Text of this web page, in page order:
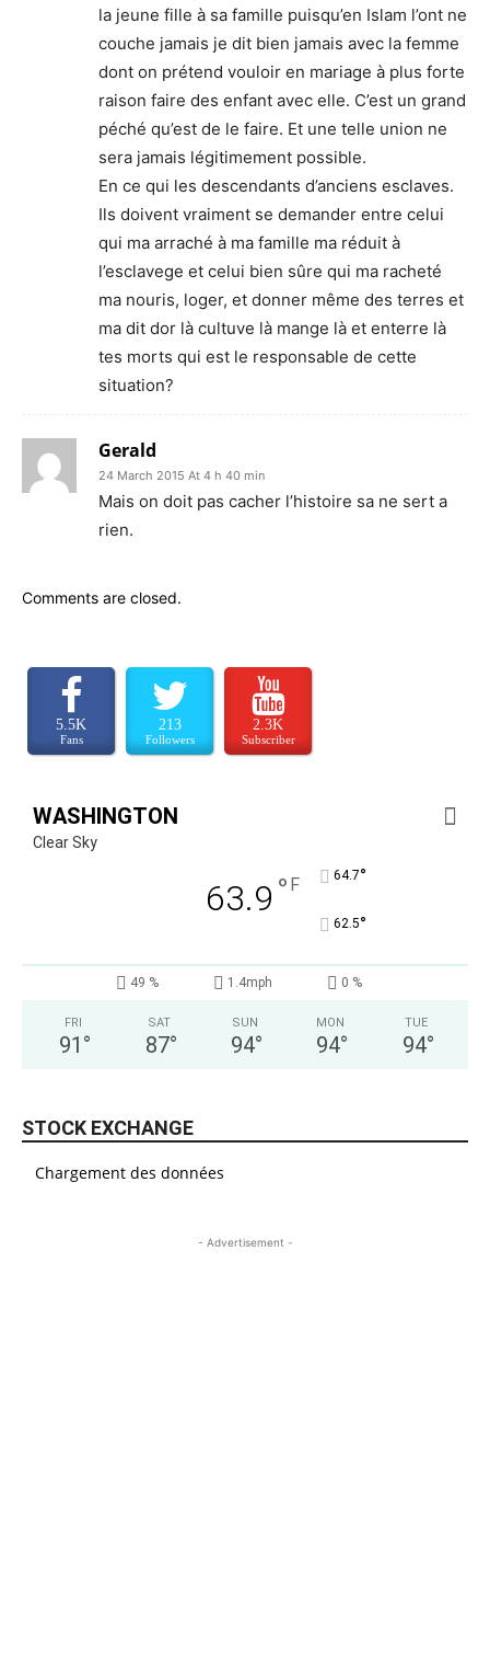
la jeune fille à sa famille puisqu’en Islam l’ont ne
couche jamais je dit bien jamais avec la femme
dont on prétend vouloir en mariage à plus forte
raison faire des enfant avec elle. C’est un grand
péché qu’est de le faire. Et une telle union ne
sera jamais légitimement possible.
En ce qui les descendants d’anciens esclaves.
Ils doivent vraiment se demander entre celui
qui ma arraché à ma famille ma réduit à
l’esclavege et celui bien sûre qui ma racheté
ma nouris, loger, et donner même des terres et
ma dit dor là cultuve là mange là et enterre là
tes morts qui est le responsable de cette
situation?
Gerald
24 March 2015 At 4 h 40 min
Mais on doit pas cacher l’histoire sa ne sert a
rien.
Comments are closed.
5.5K
Fans
213
Followers
2.3K
Subscriber
WASHINGTON
Clear Sky
63.9 ° F 64.7°
62.5°
49 % 1.4mph 0 %
FRI
91 °
SAT
87°
SUN
94°
MON
94°
TUE
94°
STOCK EXCHANGE
Chargement des données
- Advertisement -